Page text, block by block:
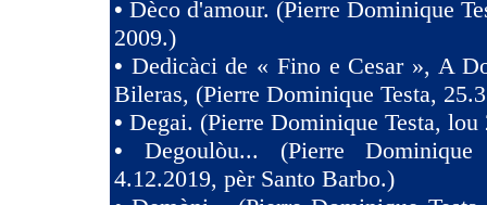
• Dèco d'amour. (Pierre Dominique
2009.)
• Dedicàci de « Fino e Cesar », A
Bileras, (Pierre Dominique Testa,
• Degai. (Pierre Dominique Testa, lou
• Degoulòu... (Pierre
4.12.2019, pèr Santo Barbo.)